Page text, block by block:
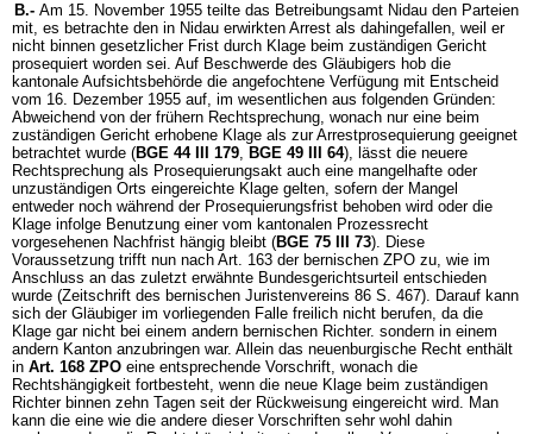
B.- Am 15. November 1955 teilte das Betreibungsamt Nidau den Parteien
mit, es betrachte den in Nidau erwirkten Arrest als dahingefallen, weil er
nicht binnen gesetzlicher Frist durch Klage beim zuständigen Gericht
prosequiert worden sei. Auf Beschwerde des Gläubigers hob die
kantonale Aufsichtsbehörde die angefochtene Verfügung mit Entscheid
vom 16. Dezember 1955 auf, im wesentlichen aus folgenden Gründen:
Abweichend von der frühern Rechtsprechung, wonach nur eine beim
zuständigen Gericht erhobene Klage als zur Arrestprosequierung geeignet
betrachtet wurde (BGE 44 III 179, BGE 49 III 64), lässt die neuere
Rechtsprechung als Prosequierungsakt auch eine mangelhafte oder
unzuständigen Orts eingereichte Klage gelten, sofern der Mangel
entweder noch während der Prosequierungsfrist behoben wird oder die
Klage infolge Benutzung einer vom kantonalen Prozessrecht
vorgesehenen Nachfrist hängig bleibt (BGE 75 III 73). Diese
Voraussetzung trifft nun nach Art. 163 der bernischen ZPO zu, wie im
Anschluss an das zuletzt erwähnte Bundesgerichtsurteil entschieden
wurde (Zeitschrift des bernischen Juristenvereins 86 S. 467). Darauf kann
sich der Gläubiger im vorliegenden Falle freilich nicht berufen, da die
Klage gar nicht bei einem andern bernischen Richter. sondern in einem
andern Kanton anzubringen war. Allein das neuenburgische Recht enthält
in Art. 168 ZPO eine entsprechende Vorschrift, wonach die
Rechtshängigkeit fortbesteht, wenn die neue Klage beim zuständigen
Richter binnen zehn Tagen seit der Rückweisung eingereicht wird. Man
kann die eine wie die andere dieser Vorschriften sehr wohl dahin